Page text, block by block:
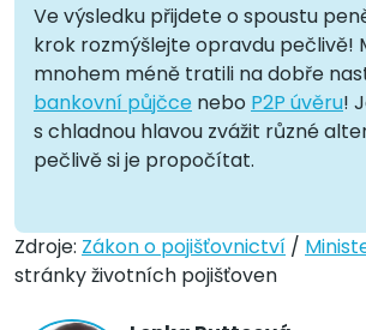
Ve výsledku přijdete o spoustu
krok rozmýšlejte opravdu pečlivě!
mnohem méně tratili na dobře
bankovní půjčce nebo P2P úvěru!
s chladnou hlavou zvážit různé
pečlivě si je propočítat.
Zdroje: Zákon o pojišťovnictví /
stránky životních pojišťoven